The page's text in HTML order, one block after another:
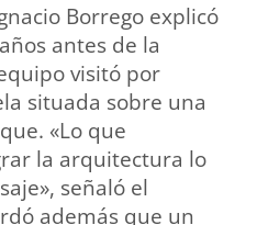
Borrego explicó
antes de la
visitó por
situada sobre una
«Lo que
la arquitectura lo
señaló el
además que un